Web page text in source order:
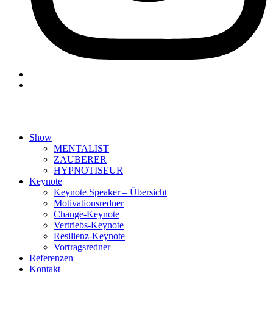
Show
MENTALIST
ZAUBERER
HYPNOTISEUR
Keynote
Keynote Speaker – Übersicht
Motivationsredner
Change-Keynote
Vertriebs-Keynote
Resilienz-Keynote
Vortragsredner
Referenzen
Kontakt